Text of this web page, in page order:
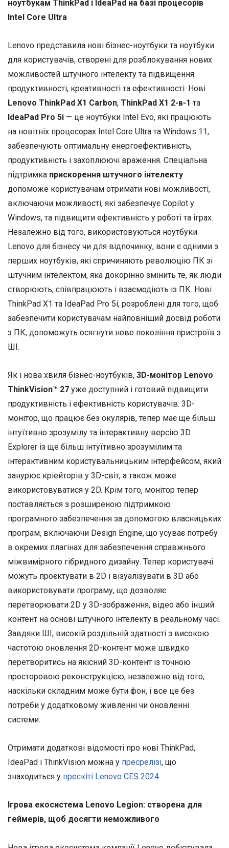
ноутбукам ThinkPad і IdeaPad на базі процесорів
Intel Core Ultra
Lenovo представила нові бізнес-ноутбуки та ноутбуки
для користувачів, створені для розблокування нових
можливостей штучного інтелекту та підвищення
продуктивності, креативності та ефективності. Нові
Lenovo ThinkPad X1 Carbon, ThinkPad X1 2-в-1 та
IdeaPad Pro 5i — це ноутбуки Intel Evo, які працюють
на новітніх процесорах Intel Core Ultra та Windows 11,
забезпечують оптимальну енергоефективність,
продуктивність і захоплюючі враження. Спеціальна
підтримка прискорення штучного інтелекту
допоможе користувачам отримати нові можливості,
включаючи можливості, які забезпечує Copilot у
Windows, та підвищити ефективність у роботі та іграх.
Незалежно від того, використовуються ноутбуки
Lenovo для бізнесу чи для відпочинку, вони є одними з
перших ноутбуків, які спричиняють революцію ПК зі
штучним інтелектом, яка докорінно змінить те, як люди
створюють, співпрацюють і взаємодіють із ПК. Нові
ThinkPad X1 та IdeaPad Pro 5i, розроблені для того, щоб
забезпечити користувачам найповніший досвід роботи
з ПК, допоможуть осягнути нове покоління пристроїв з
ШІ.
Як і нова хвиля бізнес-ноутбуків, 3D-монітор Lenovo
ThinkVision™ 27 уже доступний і готовий підвищити
продуктивність і ефективність користувачів. 3D-
монітор, що працює без окулярів, тепер має ще більш
інтуїтивно зрозумілу та інтерактивну версію 3D
Explorer із ще більш інтуїтивно зрозумілим та
інтерактивним користувальницьким інтерфейсом, який
занурює кріейторів у 3D-світ, а також може
використовуватися у 2D. Крім того, монітор тепер
поставляється з розширеною підтримкою
програмного забезпечення за допомогою власницьких
програм, включаючи Design Engine, що усуває потребу
в окремих плагінах для забезпечення справжнього
міжвимірного гібридного дизайну. Тепер користувачі
можуть проєктувати в 2D і візуалізувати в 3D або
використовувати програму, що дозволяє
перетворювати 2D у 3D-зображення, відео або інший
контент на основі штучного інтелекту в реальному часі.
Завдяки ШІ, високій роздільній здатності з високою
частотою оновлення 2D-контент може швидко
перетворитись на якісний 3D-контент із точною
просторовою реконструкцією, незалежно від того,
наскільки складним може бути фон, і все це без
потреби у додатковому живленні чи оновленні
системи.
Отримати додаткові відомості про нові ThinkPad,
IdeaPad і ThinkVision можна у пресрелізі, що
знаходиться у прескіті Lenovo CES 2024.
Ігрова екосистема Lenovo Legion: створена для
геймерів, щоб досягти неможливого